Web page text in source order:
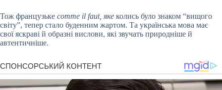
Тож французьке comme il faut, яке колись було знаком “вищого
світу”, тепер стало буденним жартом. Та українська мова має
свої яскраві й образні вислови, які звучать природніше й
автентичніше.